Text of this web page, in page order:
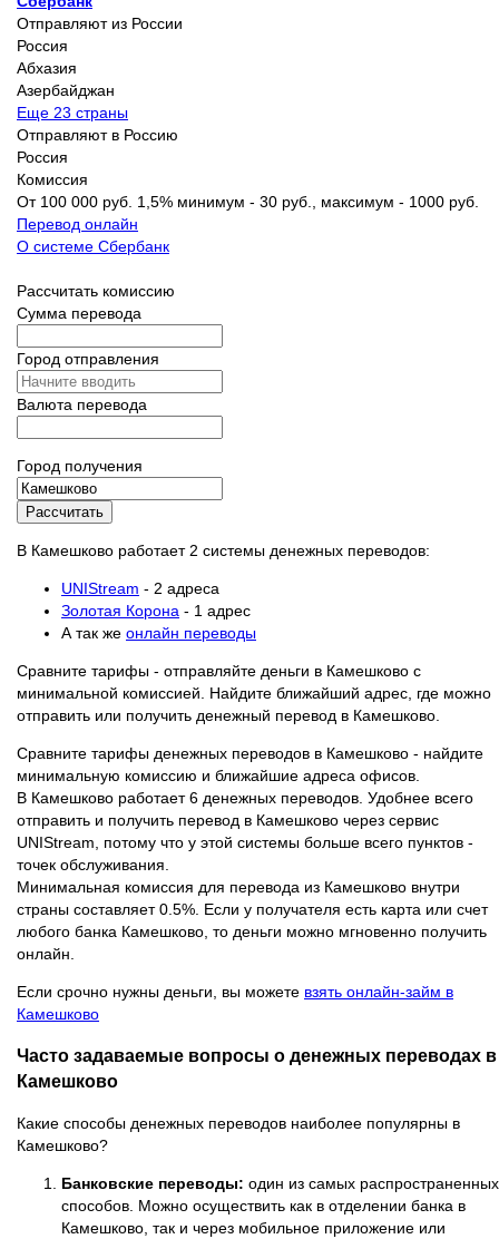
Отправляют из России
Россия
Абхазия
Азербайджан
Еще 23 страны
Отправляют в Россию
Россия
Комиссия
От 100 000 руб. 1,5% минимум - 30 руб., максимум - 1000 руб.
Перевод онлайн
О системе Сбербанк
Рассчитать комиссию
Сумма перевода
Город отправления
Валюта перевода
Город получения
Рассчитать
В Камешково работает 2 системы денежных переводов:
UNIStream - 2 адреса
Золотая Корона - 1 адрес
А так же онлайн переводы
Сравните тарифы - отправляйте деньги в Камешково с
минимальной комиссией. Найдите ближайший адрес, где можно
отправить или получить денежный перевод в Камешково.
Сравните тарифы денежных переводов в Камешково - найдите
минимальную комиссию и ближайшие адреса офисов.
В Камешково работает 6 денежных переводов. Удобнее всего
отправить и получить перевод в Камешково через сервис
UNIStream, потому что у этой системы больше всего пунктов -
точек обслуживания.
Минимальная комиссия для перевода из Камешково внутри
страны составляет 0.5%. Если у получателя есть карта или счет
любого банка Камешково, то деньги можно мгновенно получить
онлайн.
Если срочно нужны деньги, вы можете взять онлайн-займ в
Камешково
Часто задаваемые вопросы о денежных переводах в
Камешково
Какие способы денежных переводов наиболее популярны в
Камешково?
Банковские переводы: один из самых распространенных
способов. Можно осуществить как в отделении банка в
Камешково, так и через мобильное приложение или